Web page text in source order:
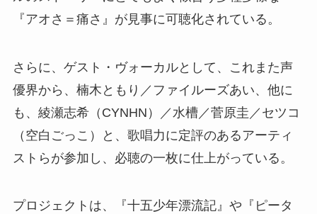
『アオさ＝痛さ』が見事に可聴化されている。
さらに、ゲスト・ヴォーカルとして、これまた声
優界から、楠木ともり／ファイルーズあい、他に
も、綾瀬志希（CYNHN）／水槽／菅原圭／セツコ
（空白ごっこ）と、歌唱力に定評のあるアーティ
ストらが参加し、必聴の一枚に仕上がっている。
プロジェクトは、『十五少年漂流記』や『ピータ